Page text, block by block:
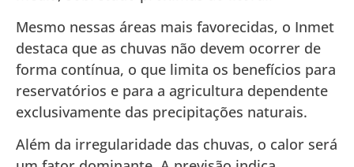
Mesmo nessas áreas mais favorecidas, o Inmet
destaca que as chuvas não devem ocorrer de
forma contínua, o que limita os benefícios para
reservatórios e para a agricultura dependente
exclusivamente das precipitações naturais.
Além da irregularidade das chuvas, o calor será